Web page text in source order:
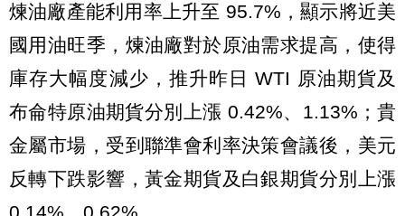
煉油廠產能利用率上升至 95.7%，顯示將近美
國用油旺季，煉油廠對於原油需求提高，使得
庫存大幅度減少，推升昨日 WTI 原油期貨及
布侖特原油期貨分別上漲 0.42%、1.13%；貴
金屬市場，受到聯準會利率決策會議後，美元
反轉下跌影響，黃金期貨及白銀期貨分別上漲